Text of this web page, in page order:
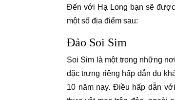
Đến với Hạ Long bạn sẽ
một số địa điểm sau:
Đảo Soi Sim
Soi Sim là một trong những
đặc trưng riêng hấp dẫn du
10 năm nay. Điều hấp dẫn